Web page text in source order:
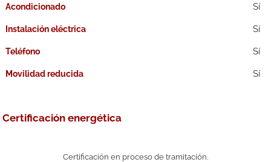
Acondicionado
Instalación eléctrica
Teléfono
Movilidad reducida
Certificación energética
Certificación en proceso de tramitación.